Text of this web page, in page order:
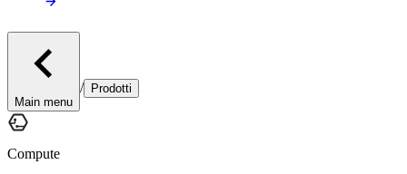
Main menu
/ Prodotti
Compute